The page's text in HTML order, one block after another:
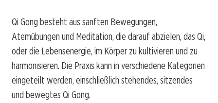
Qi Gong besteht aus sanften Bewegungen,
Atemübungen und Meditation, die darauf abzielen, das Qi,
oder die Lebensenergie, im Körper zu kultivieren und zu
harmonisieren. Die Praxis kann in verschiedene Kategorien
eingeteilt werden, einschließlich stehendes, sitzendes
und bewegtes Qi Gong.